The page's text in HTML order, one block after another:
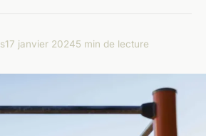
17 janvier 20245 min de lecture